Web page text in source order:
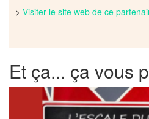
> Visiter le site web de ce
Et ça... ça vous